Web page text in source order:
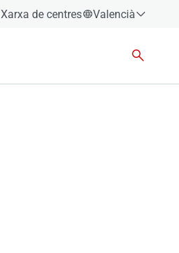
Xarxa de centres
Valencià